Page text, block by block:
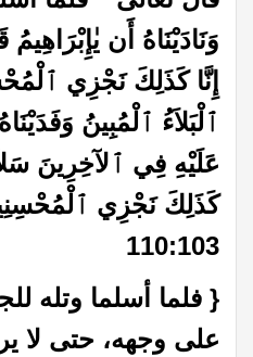
وَنَادَيْنَاهُ أَن
إِنَّا كَذَلِكَ نَجْزِي
ٱلْبَلاَءُ ٱلْمُبِينُ
عَلَيْهِ فِي ٱلآخِرِينَ
كَذَلِكَ نَجْزِي
110:103
{ فلما أسلما وتله
على وجهه، حتى لا